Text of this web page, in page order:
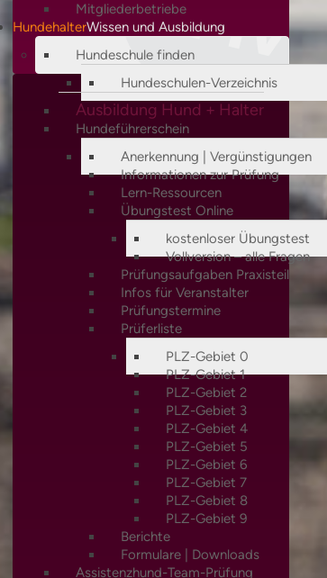
Mitgliederbetriebe
HundehalterWissen und Ausbildung
Hundeschule finden
Hundeschulen-Verzeichnis
Ausbildung Hund + Halter
Hundeführerschein
Anerkennung | Vergünstigungen
Informationen zur Prüfung
Lern-Ressourcen
Übungstest Online
kostenloser Übungstest
Vollversion – alle Fragen
Prüfungsaufgaben Praxisteil
Infos für Veranstalter
Prüfungstermine
Prüferliste
PLZ-Gebiet 0
PLZ-Gebiet 1
PLZ-Gebiet 2
PLZ-Gebiet 3
PLZ-Gebiet 4
PLZ-Gebiet 5
PLZ-Gebiet 6
PLZ-Gebiet 7
PLZ-Gebiet 8
PLZ-Gebiet 9
Berichte
Formulare | Downloads
Assistenzhund-Team-Prüfung